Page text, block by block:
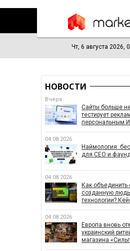
Чт, 6 августа 2026,
НОВОСТИ
Вчера
Сайты больше
тестирует
персональным
04.08.2026
Наймология:
для CEO и
04.08.2026
Как объединить
созданную
технологии?
04.08.2026
Европа вновь
украинский
магазина